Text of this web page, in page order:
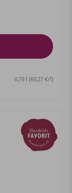
0,75 l (65,27 €/l)